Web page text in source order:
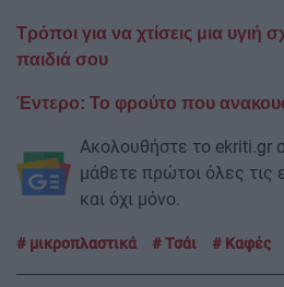
Τρόποι για να χτίσεις μια υγιή
παιδιά σου
Έντερο: Το φρούτο που
Ακολουθήστε το ekriti.gr
μάθετε πρώτοι όλες τις
και όχι μόνο.
μικροπλαστικά Τσάι Καφές